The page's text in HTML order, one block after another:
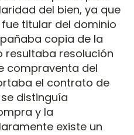
del bien, ya que
titular del dominio
copia de la
resultaba resolución
compraventa del
el contrato de
distinguía
y la
existe un